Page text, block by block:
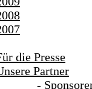
Presse
Partner